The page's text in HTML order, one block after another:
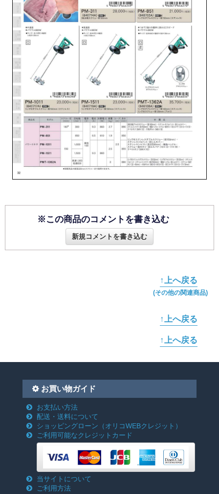
※この商品のコメントを書き込む
新規コメントを書き込む
↑上へ戻る
(その他の関連商品)
↑上へ戻る
↑上へ戻る
お買い物ガイド
お支払い方法
配送・送料について
ショッピングローン （オリコWEBクレジット）
ご利用可能なクレジットカード
当サイトについて
ご利用方法